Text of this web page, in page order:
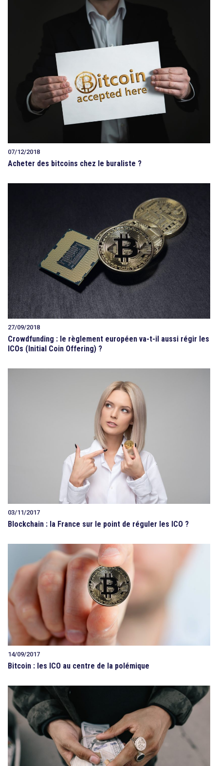
07/12/2018
Acheter des bitcoins chez le buraliste ?
27/09/2018
Crowdfunding : le règlement européen va-t-il aussi régir les
ICOs (Initial Coin Offering) ?
03/11/2017
Blockchain : la France sur le point de réguler les ICO ?
14/09/2017
Bitcoin : les ICO au centre de la polémique